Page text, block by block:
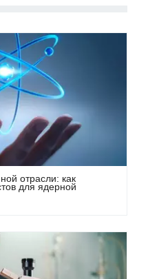
отрасли: как
для ядерной